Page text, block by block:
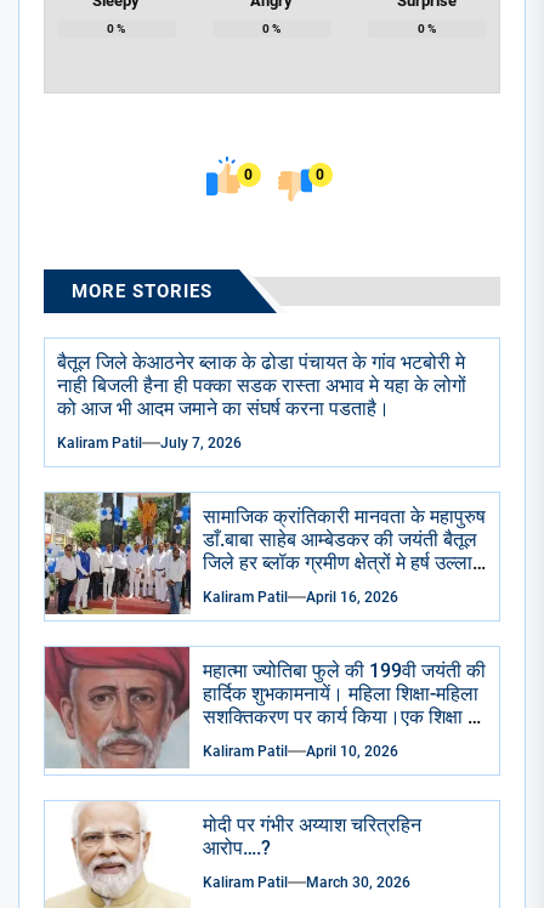
0% 0% 0%
0 0
MORE STORIES
बैतूल जिले केआठनेर ब्लाक के ढोडा पंचायत के गांव भटबोरी मे
नाही बिजली हैना ही पक्का सडक रास्ता अभाव मे यहा के लोगों
को आज भी आदम जमाने का संघर्ष करना पडताहै।
Kaliram Patil July 7, 2026
सामाजिक क्रांतिकारी मानवता के महापुरुष
डाँ.बाबा साहेब आम्बेडकर की जयंती बैतूल
जिले हर ब्लॉक ग्रमीण क्षेत्रों मे हर्ष उल्लास
से मनाई गई सभी सामाजिक राजनैतिक
प्रमुख संगठन भाजपा आप कांग्रेसीयो ने
अभिवादन किया . केक काटा गया ढोल
ढमाके साथ रैली निकाली गई।
Kaliram Patil April 16, 2026
महात्मा ज्योतिबा फुले की 199वी जयंती की
हार्दिक शुभकामनायें। महिला शिक्षा-महिला
सशक्तिकरण पर कार्य किया।एक शिक्षा के
अभाव मे शुद्रो का पतन हुआ है।
Kaliram Patil April 10, 2026
मोदी पर गंभीर अय्याश चरित्रहिन
आरोप….?
Kaliram Patil March 30, 2026